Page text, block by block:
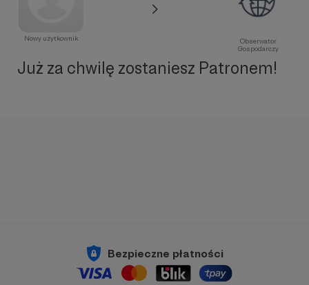
Nowy użytkownik
Obserwator
Gospodarczy
Już za chwilę zostaniesz Patronem!
Bezpieczne płatności